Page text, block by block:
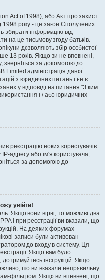
Act of 1998), або Акт про захист
1998 року - це закон Сполучених
збирати інформацію від
на це письмову згоду батьків.
дозволяють збір особистої
13 років. Якщо ви не впевнені,
зверніться за допомогою до
Limited адміністрація даної
з юридичних питань і не є
у відповіді на питання "З ким
і / або юридичних
реєстрацію нових користувачів.
адресу або ім'я користувача,
за допомогою до
увійти!
Якщо вони вірні, то можливі два
і при реєстрації ви вказали, що
На деяких форумах
записи були активовані
до входу в систему. Ця
Якщо вам було
інструкцій. Якщо
що ви вказали неправильну
фільтром. Якщо ви впевнені, що